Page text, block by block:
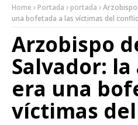
Home Portada portada
Arzobispo
una bofetada a las víctimas del
Arzobispo
Salvador:
era una
víctimas